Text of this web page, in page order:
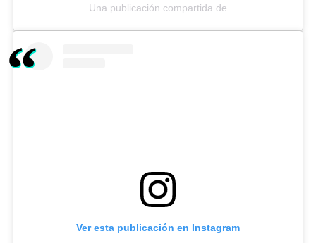
Una publicación compartida de
Ver esta publicación en Instagram